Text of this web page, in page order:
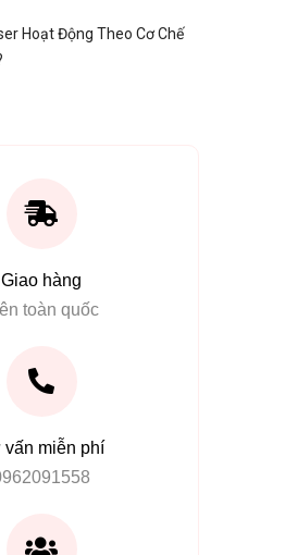
Hoạt Động Theo Cơ Chế
Giao hàng
toàn quốc
vấn miễn phí